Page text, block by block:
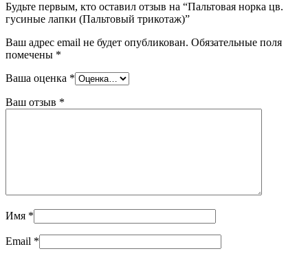
Будьте первым, кто оставил отзыв на “Пальтовая норка цв.
гусиные лапки (Пальтовый трикотаж)”
Ваш адрес email не будет опубликован. Обязательные поля
помечены *
Ваша оценка *
Ваш отзыв *
Имя *
Email *